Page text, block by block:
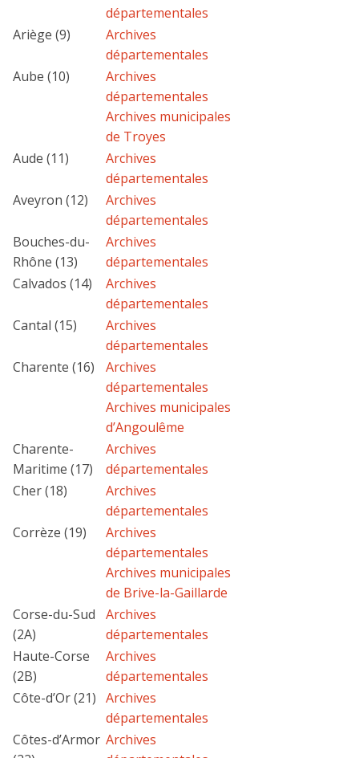
départementales
Ariège (9)
Archives
départementales
Aube (10)
Archives
départementales
Archives municipales
de Troyes
Aude (11)
Archives
départementales
Aveyron (12)
Archives
départementales
Bouches-du-
Rhône (13)
Archives
départementales
Calvados (14)
Archives
départementales
Cantal (15)
Archives
départementales
Charente (16)
Archives
départementales
Archives municipales
d’Angoulême
Charente-
Maritime (17)
Archives
départementales
Cher (18)
Archives
départementales
Corrèze (19)
Archives
départementales
Archives municipales
de Brive-la-Gaillarde
Corse-du-Sud
(2A)
Archives
départementales
Haute-Corse
(2B)
Archives
départementales
Côte-d’Or (21) Archives
départementales
Côtes-d’Armor Archives